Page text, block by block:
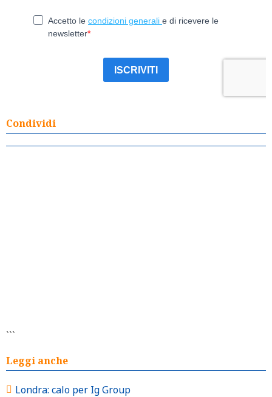
Condividi
```
Leggi anche
Londra: calo per Ig Group